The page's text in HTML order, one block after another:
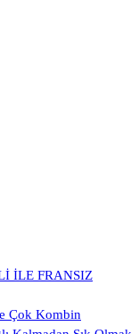
İLE FRANSIZ
Çok Kombin